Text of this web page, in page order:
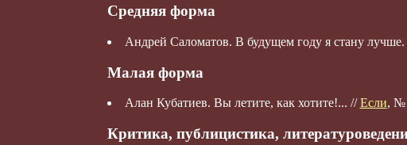
Средняя форма
Андрей Саломатов. В будущем году я стану
Малая форма
Алан Кубатиев. Вы летите, как хотите!... //Если, №
Критика, публицистика,